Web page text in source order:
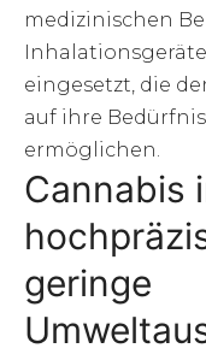
medizinischen
eingesetzt, die
auf ihre
ermöglichen.
Cannabis
geringe